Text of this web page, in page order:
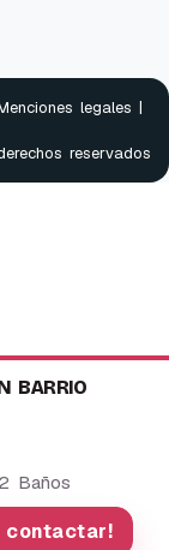
BARRIO
Baños
contactar!
legales |
reservados
By using this